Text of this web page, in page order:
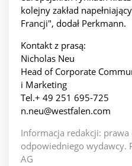
kolejny zakład
Francji", dodał Perkmann.
Kontakt z prasą:
Nicholas Neu
Head of Corporate
i Marketing
Tel.+ 49 251 695-725
n.neu@westfalen.com
Informacja redakcji: prawa
odpowiedniego wydawcy.
AG